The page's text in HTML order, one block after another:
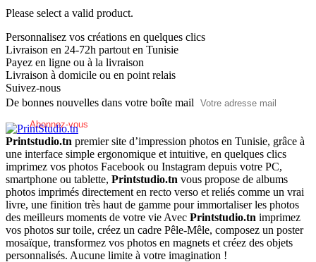
Please select a valid product.
Personnalisez vos créations en quelques clics
Livraison en 24-72h partout en Tunisie
Payez en ligne ou à la livraison
Livraison à domicile ou en point relais
Suivez-nous
De bonnes nouvelles dans votre boîte mail
Printstudio.tn premier site d’impression photos en Tunisie, grâce à
une interface simple ergonomique et intuitive, en quelques clics
imprimez vos photos Facebook ou Instagram depuis votre PC,
smartphone ou tablette, Printstudio.tn vous propose de albums
photos imprimés directement en recto verso et reliés comme un vrai
livre, une finition très haut de gamme pour immortaliser les photos
des meilleurs moments de votre vie Avec Printstudio.tn imprimez
vos photos sur toile, créez un cadre Pêle-Mêle, composez un poster
mosaïque, transformez vos photos en magnets et créez des objets
personnalisés. Aucune limite à votre imagination !